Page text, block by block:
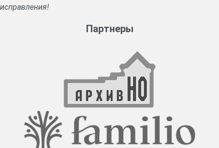
исправления!
Партнеры